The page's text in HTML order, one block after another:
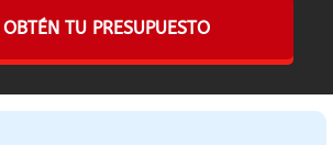
OBTÉN TU PRESUPUESTO